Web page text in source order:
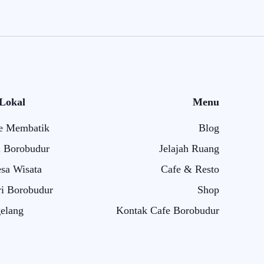
Membatik
Borobudur
Wisata
Borobudur
Menu
Blog
Jelajah Ruang
Cafe & Resto
Shop
Kontak Cafe Borobudur